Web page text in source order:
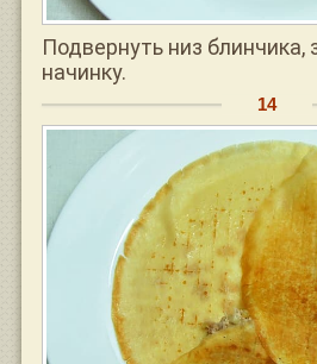
Подвернуть низ блинчика,
начинку.